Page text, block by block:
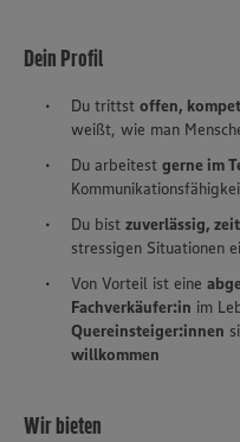
Dein Profil
Du trittst offen,
weißt, wie man
Du arbeitest gerne im
Du bist zuverlässig,
stressigen Situationen
Von Vorteil ist eine
Fachverkäufer:in im
Quereinsteiger:innen
willkommen
Wir bieten